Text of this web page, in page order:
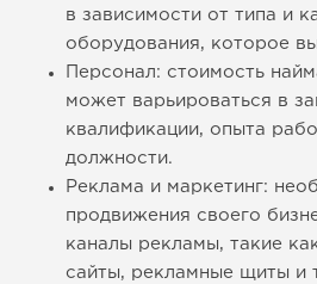
в зависимости от типа и
оборудования, которое
Персонал: стоимость
может варьироваться в
квалификации, опыта
должности.
Реклама и маркетинг:
продвижения своего
каналы рекламы, такие
сайты, рекламные щиты и